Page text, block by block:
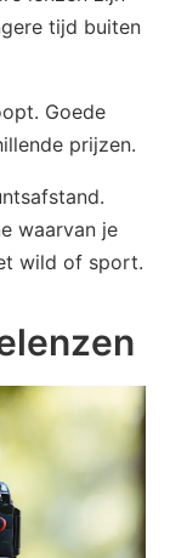
tijd buiten
Goede
prijzen.
waarvan je
wild of sport.